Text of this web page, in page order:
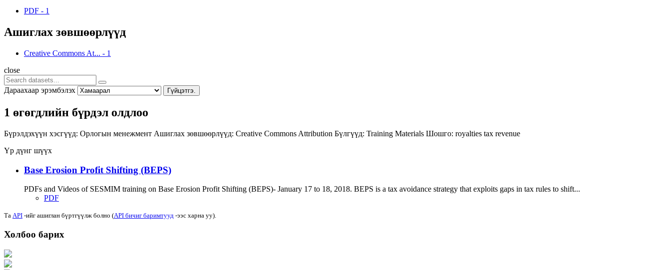
PDF - 1
Ашиглах зөвшөөрлүүд
Creative Commons At... - 1
close
Дараахаар эрэмбэлэх Гүйцэтгэ.
1 өгөгдлийн бүрдэл олдлоо
Бүрэлдэхүүн хэсгүүд: Орлогын менежмент Ашиглах зөвшөөрлүүд: Creative Commons Attribution Бүлгүүд: Training Materials Шошго: royalties tax revenue
Үр дүнг шүүх
Base Erosion Profit Shifting (BEPS)
PDFs and Videos of SESMIM training on Base Erosion Profit Shifting (BEPS)- January 17 to 18, 2018. BEPS is a tax avoidance strategy that exploits gaps in tax rules to shift...
PDF
Та API -ийг ашиглан бүртгүүлж болно (API бичиг баримтууд -ээс харна уу).
Холбоо барих